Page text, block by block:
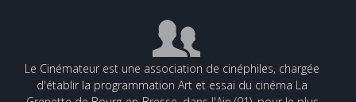
Le Cinémateur est une association de cinéphiles, chargée
d'établir la programmation Art et essai du cinéma La